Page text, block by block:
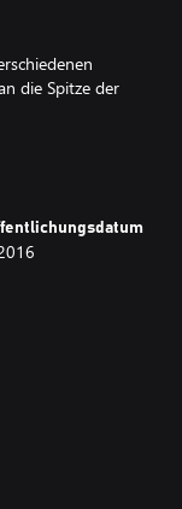
die Spitze der
der Wettkampf